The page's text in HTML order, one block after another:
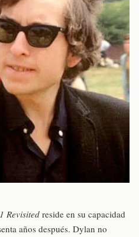
Revisited reside en su capacidad
años después. Dylan no